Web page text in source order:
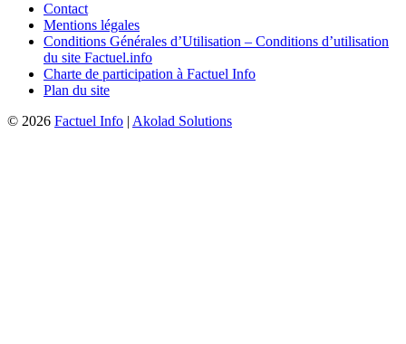
Contact
Mentions légales
Conditions Générales d’Utilisation – Conditions d’utilisation
du site Factuel.info
Charte de participation à Factuel Info
Plan du site
© 2026 Factuel Info | Akolad Solutions